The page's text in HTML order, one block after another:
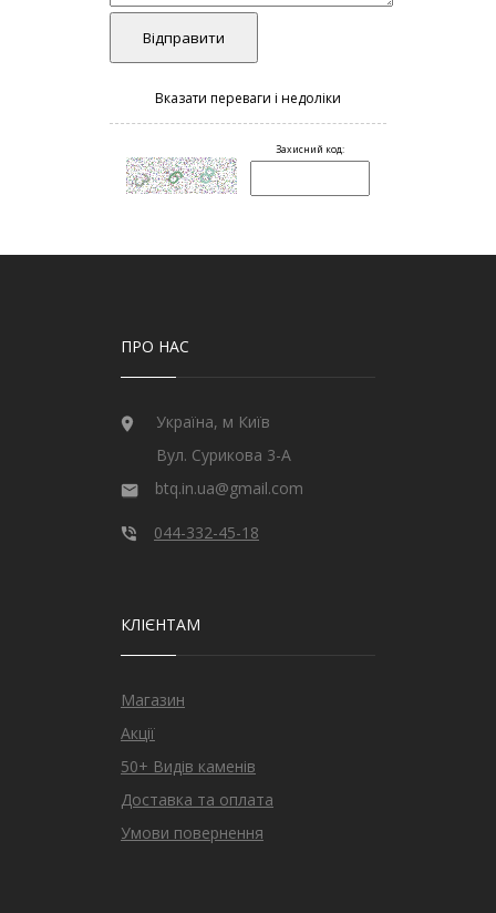
ПРО НАС
Україна, м Київ
Вул. Сурикова 3-А
btq.in.ua@gmail.com
044-332-45-18
КЛІЄНТАМ
Магазин
Акції
50+ Видів каменів
Доставка та оплата
Умови повернення